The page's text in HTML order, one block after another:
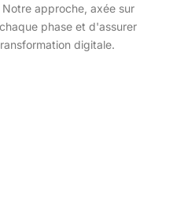
approche, axée sur
phase et d'assurer
digitale.